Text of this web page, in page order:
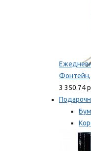
Фонтейн,
3 350.74
Мы